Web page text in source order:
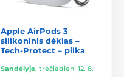
Apple AirPods 3
silikoninis dėklas –
Tech-Protect – pilka
Sandėlyje, trečiadienį 12. 8.